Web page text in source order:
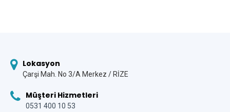
Lokasyon
Çarşi Mah. No 3/A Merkez / RİZE
Müşteri Hizmetleri
0531 400 10 53